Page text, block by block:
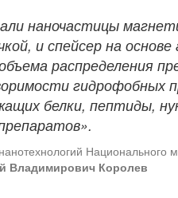
наночастицы
и спейсер на
распределения
гидрофобных
белки, пептиды,
Национального
Владимирович Королев